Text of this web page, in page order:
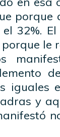
porque
32%.
le
iguales
y